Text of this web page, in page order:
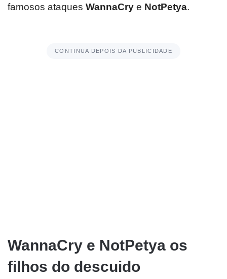
famosos ataques WannaCry e NotPetya.
CONTINUA DEPOIS DA PUBLICIDADE
WannaCry e NotPetya os
filhos do descuido